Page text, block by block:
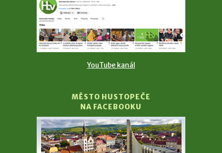
YouTube kanál
MĚSTO HUSTOPEČE
NA FACEBOOKU